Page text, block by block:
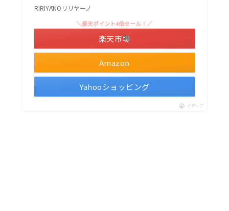
RIRIYĀNOリリヤーノ
Amazon
＼楽天ポイント4倍セール！／
楽天市場
Yahooショッピング
ポチップ